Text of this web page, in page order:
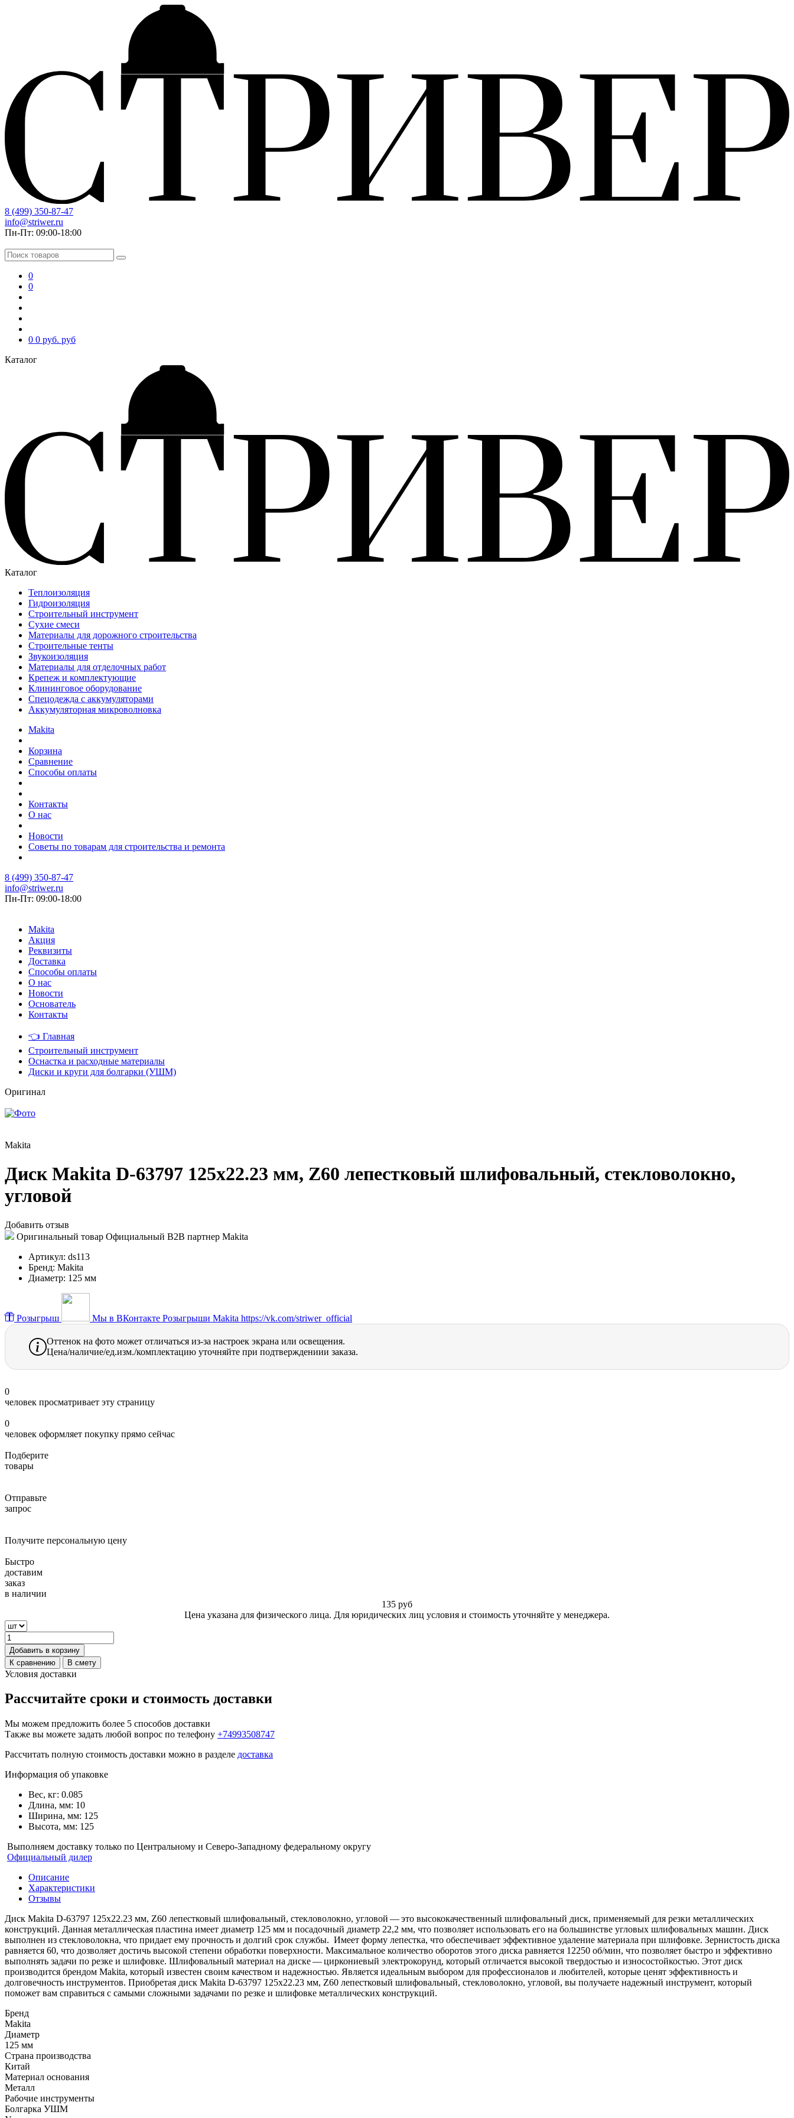
8 (499) 350-87-47
info@striwer.ru
Пн-Пт: 09:00-18:00
0
0
0 0 руб. руб
Каталог
Каталог
Теплоизоляция
Гидроизоляция
Строительный инструмент
Сухие смеси
Материалы для дорожного строительства
Строительные тенты
Звукоизоляция
Материалы для отделочных работ
Крепеж и комплектующие
Клининговое оборудование
Спецодежда с аккумуляторами
Аккумуляторная микроволновка
Makita
Корзина
Сравнение
Способы оплаты
Контакты
О нас
Новости
Советы по товарам для строительства и ремонта
8 (499) 350-87-47
info@striwer.ru
Пн-Пт: 09:00-18:00
Makita
Акция
Реквизиты
Доставка
Способы оплаты
О нас
Новости
Основатель
Контакты
👈 Главная
Строительный инструмент
Оснастка и расходные материалы
Диски и круги для болгарки (УШМ)
Оригинал
Makita
Диск Makita D-63797 125x22.23 мм, Z60 лепестковый шлифовальный, стекловолокно,
угловой
Добавить отзыв
Оригинальный товар Официальный B2B партнер Makita
Артикул: ds113
Бренд: Makita
Диаметр: 125 мм
Розыгрыш Мы в ВКонтакте Розыгрыши Makita https://vk.com/striwer_official
Оттенок на фото может отличаться из-за настроек экрана или освещения.
Цена/наличие/ед.изм./комплектацию уточняйте при подтверждениии заказа.
0
человек просматривает эту страницу
0
человек оформляет покупку прямо сейчас
Подберите
товары
Отправьте
запрос
Получите персональную цену
Быстро
доставим
заказ
в наличии
135 руб
Цена указана для физического лица. Для юридических лиц условия и стоимость уточняйте у менеджера.
Добавить в корзину
К сравнению
В смету
Условия доставки
Рассчитайте сроки и стоимость доставки
Мы можем предложить более 5 способов доставки
Также вы можете задать любой вопрос по телефону +74993508747
Рассчитать полную стоимость доставки можно в разделе доставка
Информация об упаковке
Вес, кг: 0.085
Длина, мм: 10
Ширина, мм: 125
Высота, мм: 125
Выполняем доставку только по Центральному и Северо-Западному федеральному округу
Официальный дилер
Описание
Характеристики
Отзывы
Диск Makita D-63797 125x22.23 мм, Z60 лепестковый шлифовальный, стекловолокно, угловой — это высококачественный шлифовальный диск, применяемый для резки металлических
конструкций. Данная металлическая пластина имеет диаметр 125 мм и посадочный диаметр 22,2 мм, что позволяет использовать его на большинстве угловых шлифовальных машин. Диск
выполнен из стекловолокна, что придает ему прочность и долгий срок службы. Имеет форму лепестка, что обеспечивает эффективное удаление материала при шлифовке. Зернистость диска
равняется 60, что дозволяет достичь высокой степени обработки поверхности. Максимальное количество оборотов этого диска равняется 12250 об/мин, что позволяет быстро и эффективно
выполнять задачи по резке и шлифовке. Шлифовальный материал на диске — циркониевый электрокорунд, который отличается высокой твердостью и износостойкостью. Этот диск
производится брендом Makita, который известен своим качеством и надежностью. Является идеальным выбором для профессионалов и любителей, которые ценят эффективность и
долговечность инструментов. Приобретая диск Makita D-63797 125x22.23 мм, Z60 лепестковый шлифовальный, стекловолокно, угловой, вы получаете надежный инструмент, который
поможет вам справиться с самыми сложными задачами по резке и шлифовке металлических конструкций.
Бренд
Makita
Диаметр
125 мм
Страна производства
Китай
Материал основания
Металл
Рабочие инструменты
Болгарка УШМ